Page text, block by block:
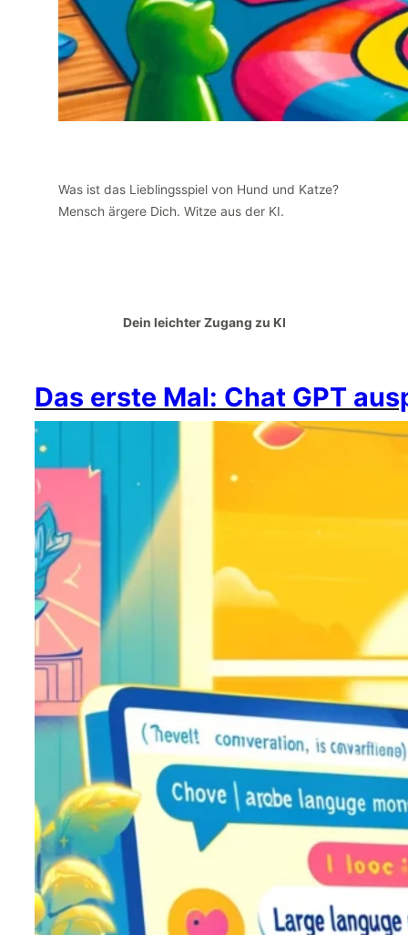
Was ist das Lieblingsspiel von Hund und Katze?
Mensch ärgere Dich. Witze aus der KI.
Dein leichter Zugang zu KI
Das erste Mal: Chat GPT